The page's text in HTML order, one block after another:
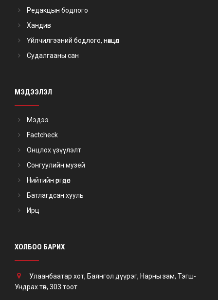
Редакцын бодлого
Хандив
Үйлчилгээний бодлого, нөхцөл
Судалгааны сан
МЭДЭЭЛЭЛ
Мэдээ
Factcheck
Онцлох үзүүлэлт
Сонгуулийн музей
Нийтийн өргөдөл
Батлагдсан хууль
Ирц
ХОЛБОО БАРИХ
Улаанбаатар хот, Баянгол дүүрэг, Нарны зам, Тэгш-
Ундрах төв, 303 тоот